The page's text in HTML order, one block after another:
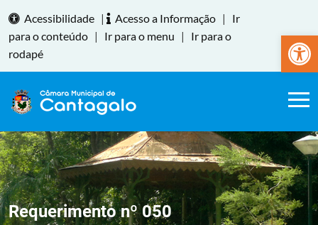
Abrir
Acessibilidade | Acesso a Informação |
Ir
para o conteúdo | Ir para o menu |
Ir para o
rodapé
Requerimento nº 050